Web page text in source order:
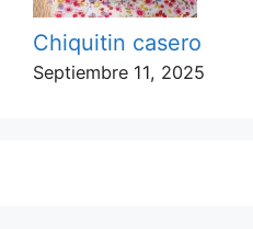
Chiquitin casero
Septiembre 11, 2025